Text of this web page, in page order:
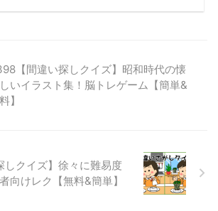
【間違い探しクイズ】昭和時代の懐
いイラスト集！脳トレゲーム【簡単&
】
クイズ】徐々に難易度
向けレク【無料&簡単】